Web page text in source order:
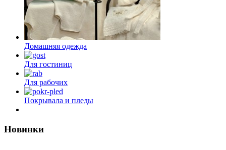
Домашняя одежда
Для гостиниц
Для рабочих
Покрывала и пледы
Новинки